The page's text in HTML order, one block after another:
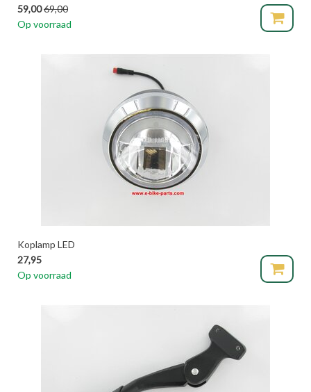
59,0069,00
Op voorraad
Koplamp LED
27,95
Op voorraad